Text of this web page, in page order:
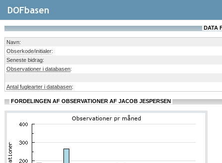
DATA
Navn:
Obserkode/initialer:
Seneste bidrag:
Observationer i databasen:
Antal fuglearter i databasen:
FORDELINGEN AF OBSERVATIONER AF JACOB JESPERSEN